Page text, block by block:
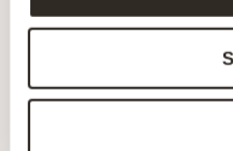
Aitokaluste on
loppuun omalla
Valikoimastamme